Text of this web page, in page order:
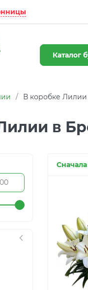
Каталог
/ В коробке
в